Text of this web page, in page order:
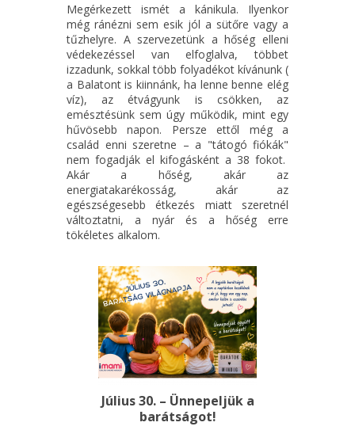
Megérkezett ismét a kánikula. Ilyenkor
még ránézni sem esik jól a sütőre vagy a
tűzhelyre. A szervezetünk a hőség elleni
védekezéssel van elfoglalva, többet
izzadunk, sokkal több folyadékot kívánunk (
a Balatont is kiinnánk, ha lenne benne elég
víz), az étvágyunk is csökken, az
emésztésünk sem úgy működik, mint egy
hűvösebb napon. Persze ettől még a
család enni szeretne – a "tátogó fiókák"
nem fogadják el kifogásként a 38 fokot.
Akár a hőség, akár az
energiatakarékosság, akár az
egészségesebb étkezés miatt szeretnél
változtatni, a nyár és a hőség erre
tökéletes alkalom.
Július 30. – Ünnepeljük a
barátságot!